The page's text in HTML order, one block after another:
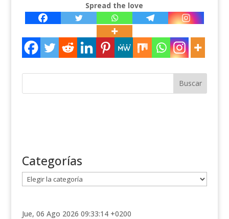
Spread the love
Categorías
a
e
Jue, 06 Ago 2026 09:33:14 +0200